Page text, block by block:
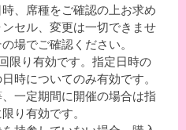
、席種をご確認の上お求め
セル、変更は一切できませ
場でご確認ください。
限り有効です。指定日時の
時についてのみ有効です。
一定期間に開催の場合は指
り有効です。